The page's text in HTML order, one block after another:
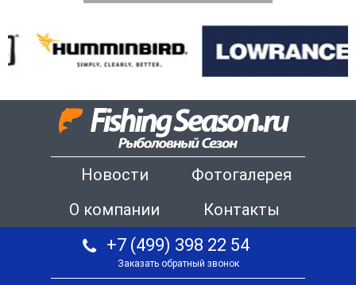
Новости
Фотогалерея
О компании
Контакты
+7 (499) 398 22 54
Заказать обратный звонок